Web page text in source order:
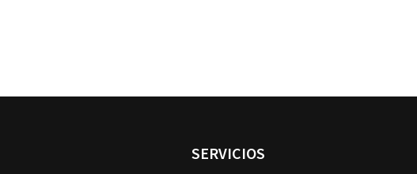
SERVICIOS